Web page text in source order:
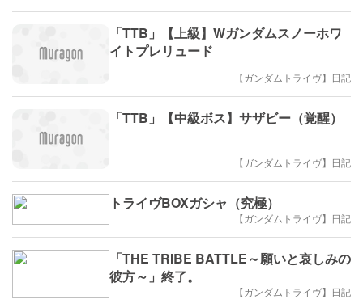
「TTB」【上級】Wガンダムスノーホワ
イトプレリュード
【ガンダムトライヴ】日記
「TTB」【中級ボス】サザビー（覚醒）
【ガンダムトライヴ】日記
トライヴBOXガシャ（究極）
【ガンダムトライヴ】日記
「THE TRIBE BATTLE～願いと哀しみの
彼方～」終了。
【ガンダムトライヴ】日記